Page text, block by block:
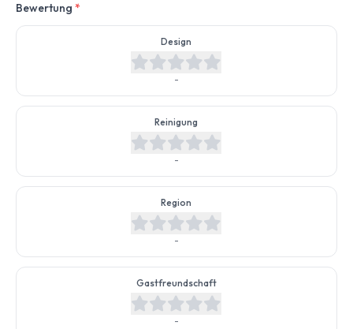
Bewertung *
Design
-
Reinigung
-
Region
-
Gastfreundschaft
-